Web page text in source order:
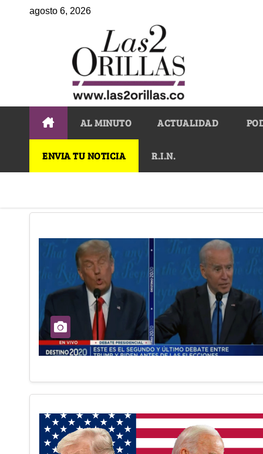
agosto 6, 2026
AL MINUTO ACTUALIDAD
ENVIA TU NOTICIA R.I.N.